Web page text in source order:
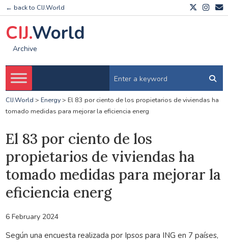
← back to CIJ.World
CIJ.World
Archive
CIJ.World > Energy> El 83 por ciento de los propietarios de viviendas ha
tomado medidas para mejorar la eficiencia energ
El 83 por ciento de los
propietarios de viviendas ha
tomado medidas para mejorar la
eficiencia energ
6 February 2024
Según una encuesta realizada por Ipsos para ING en 7 países,